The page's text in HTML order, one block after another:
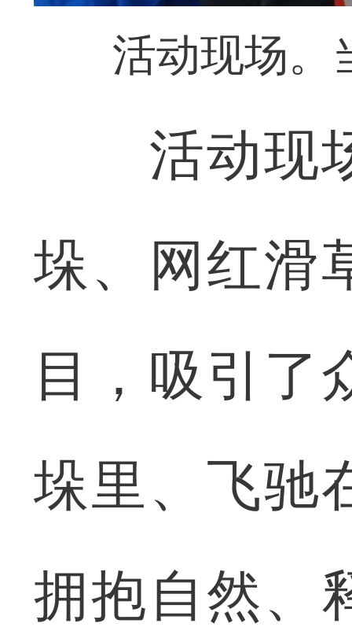
活动现场。
活动现场
垛、网红滑
目，吸引了
垛里、飞驰
拥抱自然、